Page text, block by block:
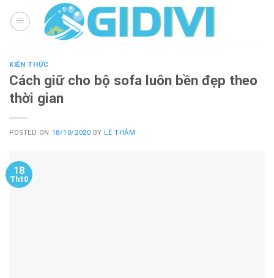
KIẾN THỨC
Cách giữ cho bộ sofa luôn bền đẹp theo
thời gian
POSTED ON 18/10/2020 BY LÊ THẮM
18
Th10